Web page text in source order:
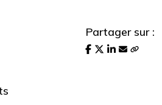
Partager sur :